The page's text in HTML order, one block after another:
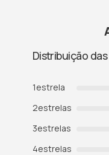
Distribuição
1estrela
2estrelas
3estrelas
4estrelas